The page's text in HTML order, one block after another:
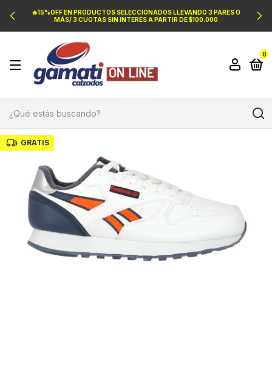
🔥15%OFF EN PRODUCTOS SELECCIONADOS LLEVANDO 3 PARES O
MÁS/ 3 CUOTAS SIN INTERÉS A PARTIR DE $100.000
0
GRATIS